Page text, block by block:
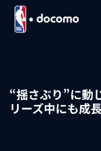
“揺さぶり”に動
リーズ中にも成